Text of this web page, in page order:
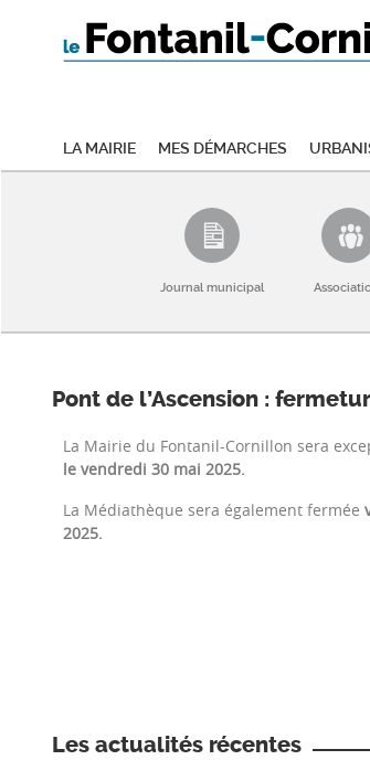
La mairie Mes démarches
Journal municipal
Pont de l’Ascension :
La Mairie du Fontanil-Cornillon sera
le vendredi 30 mai 2025.
La Médiathèque sera également fermée
2025.
Les actualités récentes